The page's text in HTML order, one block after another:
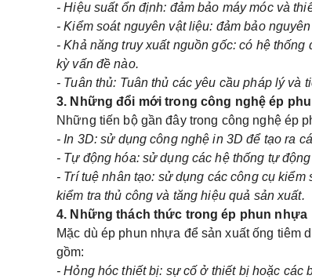
- Hiệu suất ổn định: đảm bảo máy móc và
- Kiểm soát nguyên vật liệu: đảm bảo
- Khả năng truy xuất nguồn gốc: có hệ
kỳ vấn đề nào.
- Tuân thủ: Tuân thủ các yêu cầu pháp lý và
3. Những đổi mới trong công nghệ ép
Những tiến bộ gần đây trong công nghệ ép
- In 3D: sử dụng công nghệ in 3D để tạo ra
- Tự động hóa: sử dụng các hệ thống tự
- Trí tuệ nhân tạo: sử dụng các công cụ
kiểm tra thủ công và tăng hiệu quả sản xuất.
4. Những thách thức trong ép phun nhựa
Mặc dù ép phun nhựa để sản xuất ống tiêm
gồm:
- Hỏng hóc thiết bị: sự cố ở thiết bị hoặc các